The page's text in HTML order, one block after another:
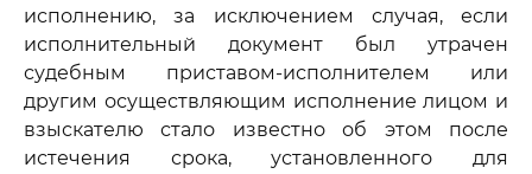
исполнению, за исключением случая, если
исполнительный документ был утрачен
судебным приставом-исполнителем или
другим осуществляющим исполнение лицом и
взыскателю стало известно об этом после
истечения срока, установленного для